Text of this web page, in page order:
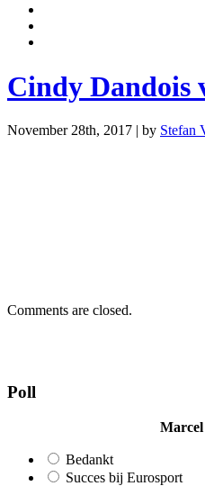
Cindy Dandois
November 28th, 2017 | by Stefan
Comments are closed.
Poll
Bedankt
Succes bij Eurosport